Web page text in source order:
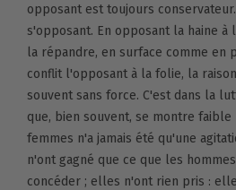
opposant est toujours
s'opposant. En opposant la haine à
la répandre, en surface comme en
conflit l'opposant à la folie, la
souvent sans force. C'est dans la
que, bien souvent, se montre
femmes n'a jamais été qu'une
n'ont gagné que ce que les
concéder ; elles n'ont rien pris :